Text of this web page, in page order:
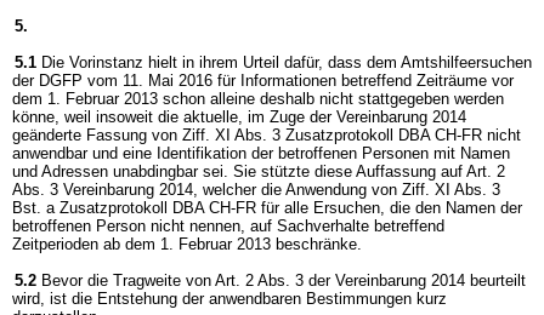
5.
5.1 Die Vorinstanz hielt in ihrem Urteil dafür, dass dem Amtshilfeersuchen
der DGFP vom 11. Mai 2016 für Informationen betreffend Zeiträume vor
dem 1. Februar 2013 schon alleine deshalb nicht stattgegeben werden
könne, weil insoweit die aktuelle, im Zuge der Vereinbarung 2014
geänderte Fassung von Ziff. XI Abs. 3 Zusatzprotokoll DBA CH-FR nicht
anwendbar und eine Identifikation der betroffenen Personen mit Namen
und Adressen unabdingbar sei. Sie stützte diese Auffassung auf Art. 2
Abs. 3 Vereinbarung 2014, welcher die Anwendung von Ziff. XI Abs. 3
Bst. a Zusatzprotokoll DBA CH-FR für alle Ersuchen, die den Namen der
betroffenen Person nicht nennen, auf Sachverhalte betreffend
Zeitperioden ab dem 1. Februar 2013 beschränke.
5.2 Bevor die Tragweite von Art. 2 Abs. 3 der Vereinbarung 2014 beurteilt
wird, ist die Entstehung der anwendbaren Bestimmungen kurz